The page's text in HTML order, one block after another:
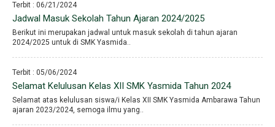
Terbit : 06/21/2024
Jadwal Masuk Sekolah Tahun Ajaran 2024/2025
Berikut ini merupakan jadwal untuk masuk sekolah di tahun ajaran
2024/2025 untuk di SMK Yasmida..
Terbit : 05/06/2024
Selamat Kelulusan Kelas XII SMK Yasmida Tahun 2024
Selamat atas kelulusan siswa/i Kelas XII SMK Yasmida Ambarawa Tahun
ajaran 2023/2024, semoga ilmu yang..